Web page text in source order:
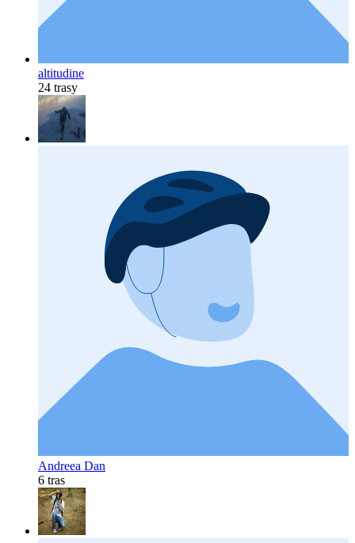
altitudine
24 trasy
Andreea Dan
6 tras